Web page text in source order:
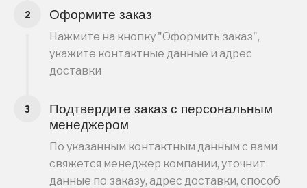
Оформите заказ
Нажмите на кнопку "Оформить заказ",
укажите контактные данные и адрес
доставки
Подтвердите заказ с персональным
менеджером
По указанным контактным данным с вами
свяжется менеджер компании, уточнит
данные по заказу, адрес доставки, способ